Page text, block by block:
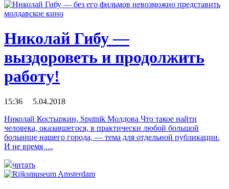
Николай Гибу —
выздороветь и продолжить
работу!
15:36 5.04.2018
Николай Костыркин, Sputnik Молдова Что такое найти
человека, оказавшегося, в практически любой большой
больнице нашего города, — тема для отдельной публикации.
И не время …
читать